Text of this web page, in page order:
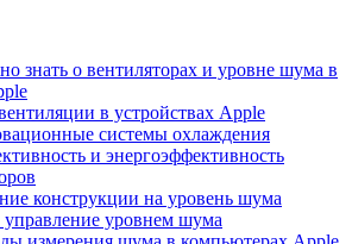
знать о вентиляторах и уровне шума в
в устройствах Apple
системы охлаждения
и энергоэффективность
конструкции на уровень шума
уровнем шума